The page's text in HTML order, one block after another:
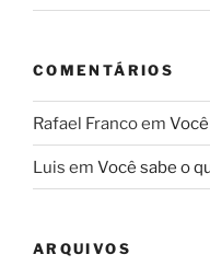
COMENTÁRIOS
Rafael Francoem
Luis em Você sabe o
ARQUIVOS